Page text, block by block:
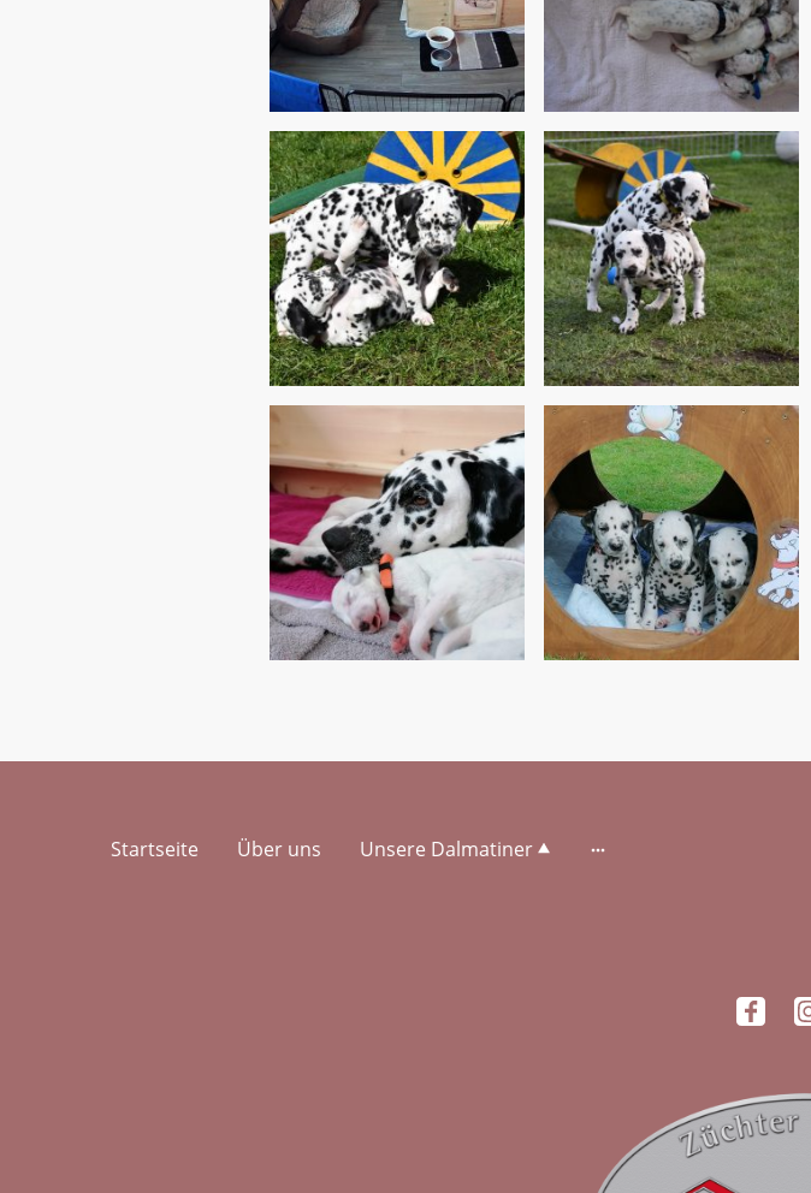
Startseite Über uns Unsere Dalmatiner